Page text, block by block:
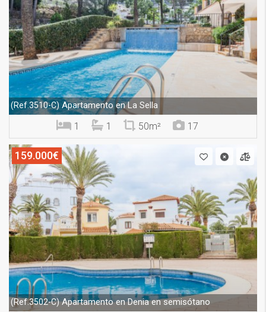
(Ref.3510-C)Apartamento en La Sella
1 1 50m² 17
159.000€
(Ref.3502-C)Apartamento en Denia en semisótano